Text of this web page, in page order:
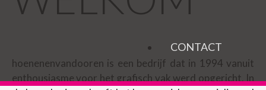
CONTACT
hoenenenvandooren is een bedrijf dat in 1994 vanuit
enthousiasme voor het grafisch vak werd opgericht. In